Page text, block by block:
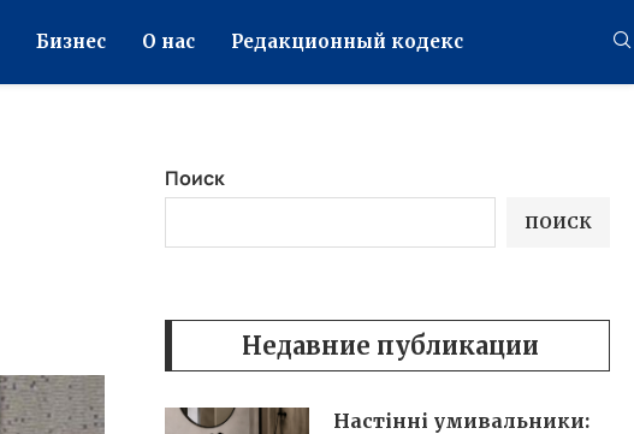
Бизнес О нас Редакционный кодекс
Поиск
ПОИСК
Недавние публикации
Настінні умивальники: